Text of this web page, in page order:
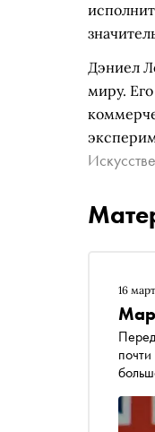
Дэниел
миру.
16
большом видеоразборе «Сноба». После церемонии мы